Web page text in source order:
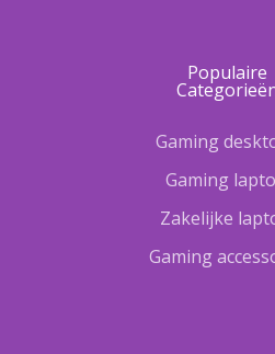
Populaire
Gaming
Gaming
Zakelijke
Gaming